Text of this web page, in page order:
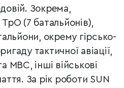
Зокрема,
(7 батальйонів),
окрему гірсько-
тактичної авіації,
МВС, інші військові
За рік роботи SUN